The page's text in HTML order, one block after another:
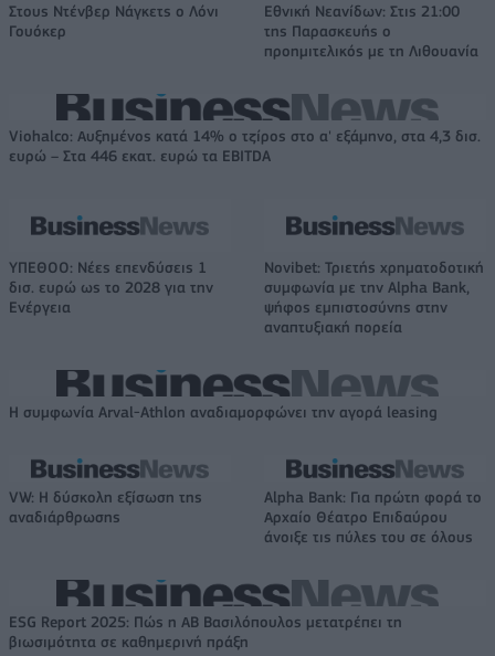
Στους Ντένβερ Νάγκετς ο Λόνι
Γουόκερ
Εθνική Νεανίδων: Στις 21:00
της Παρασκευής ο
προημιτελικός με τη Λιθουανία
Viohalco: Αυξημένος κατά 14% ο τζίρος στο α' εξάμηνο, στα 4,3 δισ.
ευρώ – Στα 446 εκατ. ευρώ τα EBITDA
ΥΠΕΘΟΟ: Νέες επενδύσεις 1
δισ. ευρώ ως το 2028 για την
Ενέργεια
Novibet: Τριετής χρηματοδοτική
συμφωνία με την Alpha Bank,
ψήφος εμπιστοσύνης στην
αναπτυξιακή πορεία
Η συμφωνία Arval-Athlon αναδιαμορφώνει την αγορά leasing
VW: Η δύσκολη εξίσωση της
αναδιάρθρωσης
Alpha Bank: Για πρώτη φορά το
Αρχαίο Θέατρο Επιδαύρου
άνοιξε τις πύλες του σε όλους
ESG Report 2025: Πώς η ΑΒ Βασιλόπουλος μετατρέπει τη
βιωσιμότητα σε καθημερινή πράξη